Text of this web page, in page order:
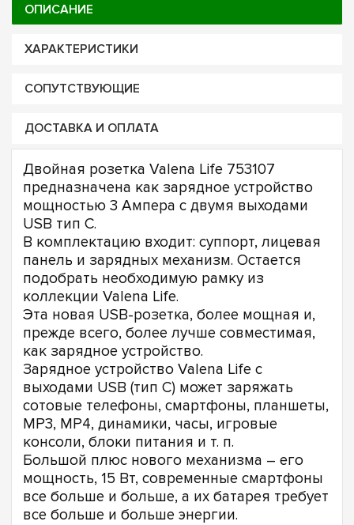
ОПИСАНИЕ
ХАРАКТЕРИСТИКИ
СОПУТСТВУЮЩИЕ
ДОСТАВКА И ОПЛАТА
Двойная розетка Valena Life 753107
предназначена как зарядное устройство
мощностью 3 Ампера с двумя выходами
USB тип С.
В комплектацию входит: суппорт, лицевая
панель и зарядных механизм. Остается
подобрать необходимую рамку из
коллекции Valena Life.
Эта новая USB-розетка, более мощная и,
прежде всего, более лучше совместимая,
как зарядное устройство.
Зарядное устройство Valena Life с
выходами USB (тип C) может заряжать
сотовые телефоны, смартфоны, планшеты,
MP3, MP4, динамики, часы, игровые
консоли, блоки питания и т. п.
Большой плюс нового механизма – его
мощность, 15 Вт, современные смартфоны
все больше и больше, а их батарея требует
все больше и больше энергии.